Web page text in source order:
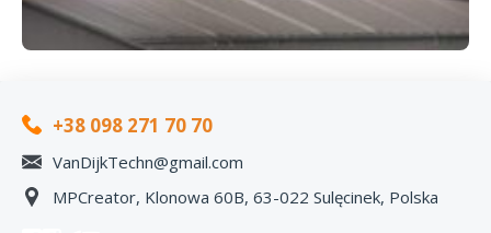
+38 098 271 70 70
VanDijkTechn@gmail.com
MPCreator, Klonowa 60B, 63-022 Sulęcinek, Polska